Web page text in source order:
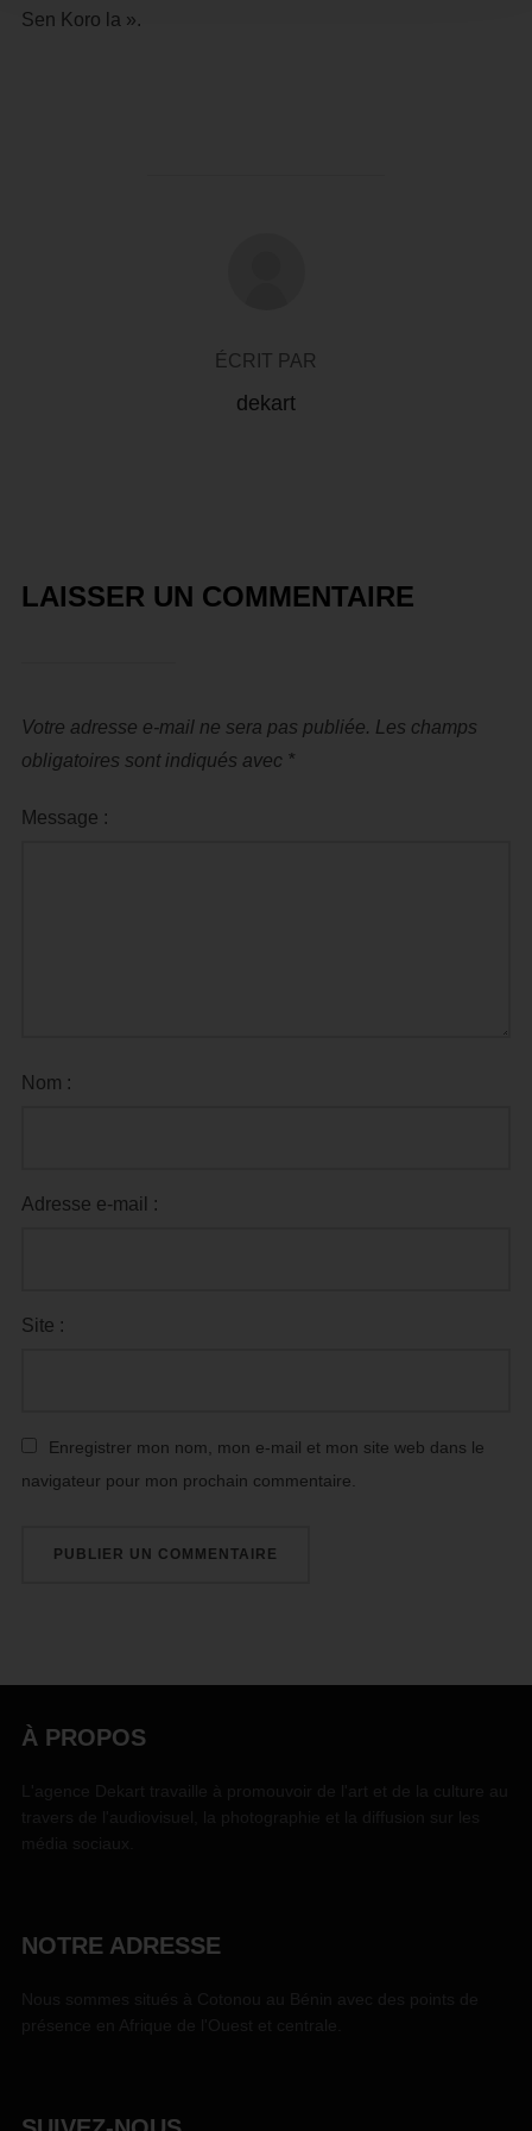
Sen Koro la ».
ÉCRIT PAR
dekart
LAISSER UN COMMENTAIRE
Votre adresse e-mail ne sera pas publiée. Les champs
obligatoires sont indiqués avec *
Message :
Nom :
Adresse e-mail :
Site :
Enregistrer mon nom, mon e-mail et mon site web dans le
navigateur pour mon prochain commentaire.
À PROPOS
NOTRE ADRESSE